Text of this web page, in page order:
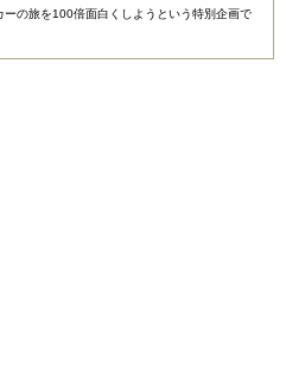
ーの旅を100倍面白くしようという特別企画で